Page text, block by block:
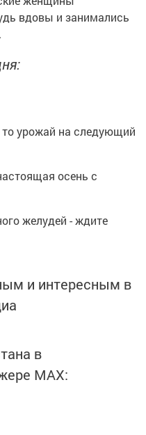
вдовы и занимались
то урожай на следующий
осень с
желудей - ждите
и интересным в
в
MАХ: